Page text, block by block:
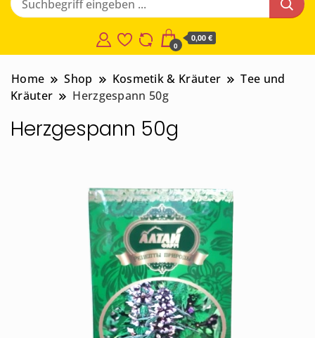
0
0,00 €
Home Shop Kosmetik & Kräuter
Tee und
Kräuter
Herzgespann 50g
Herzgespann 50g